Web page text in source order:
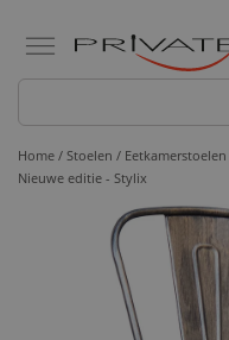
Home / Stoelen / Eetkamerstoelen
Nieuwe editie - Stylix